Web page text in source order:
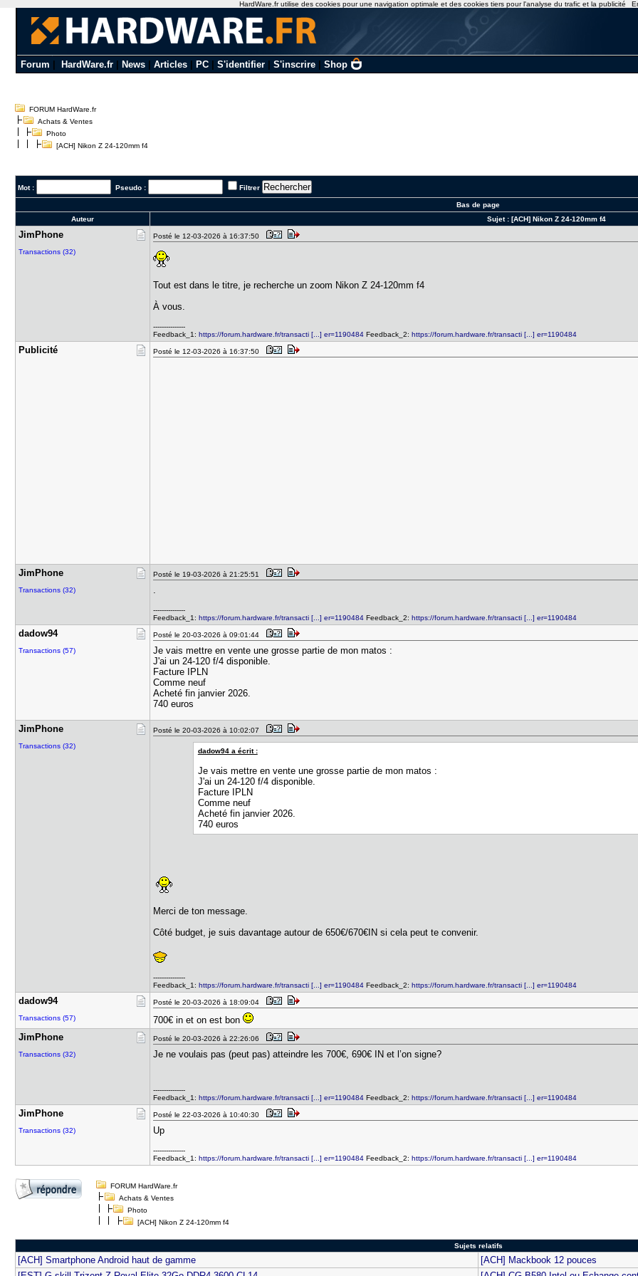
Forum HardWare.fr| News| Articles| PC| S'identifier| S'inscrire| Shop
FORUM HardWare.fr
Achats & Ventes
Photo
[ACH] Nikon Z 24-120mm f4
Mot : Pseudo : Filtrer
Bas de page
Auteur
Sujet :[ACH] Nikon Z 24-120mm f4
JimPhone
Transactions (32)
Posté le 12-03-2026 à 16:37:50
Tout est dans le titre, je recherche un zoom Nikon Z 24-120mm f4
À vous.
---------------
Feedback_1:https://forum.hardware.fr/transacti [...] er=1190484 Feedback_2:https://forum.hardware.fr/transacti [...] er=1190484
Publicité Posté le 12-03-2026 à 16:37:50
JimPhone
Transactions (32)
Posté le 19-03-2026 à 21:25:51
.
---------------
Feedback_1:https://forum.hardware.fr/transacti [...] er=1190484 Feedback_2:https://forum.hardware.fr/transacti [...] er=1190484
dadow94
Transactions (57)
Posté le 20-03-2026 à 09:01:44
Je vais mettre en vente une grosse partie de mon matos :
J'ai un 24-120 f/4 disponible.
Facture IPLN
Comme neuf
Acheté fin janvier 2026.
740 euros
JimPhone
Transactions (32)
Posté le 20-03-2026 à 10:02:07
dadow94 a écrit :
Je vais mettre en vente une grosse partie de mon matos :
J'ai un 24-120 f/4 disponible.
Facture IPLN
Comme neuf
Acheté fin janvier 2026.
740 euros
Merci de ton message.
Côté budget, je suis davantage autour de 650€/670€IN si cela peut te convenir.
---------------
Feedback_1:https://forum.hardware.fr/transacti [...] er=1190484 Feedback_2:https://forum.hardware.fr/transacti [...] er=1190484
dadow94
Transactions (57)
Posté le 20-03-2026 à 18:09:04
700€ in et on est bon
JimPhone
Transactions (32)
Posté le 20-03-2026 à 22:26:06
Je ne voulais pas (peut pas) atteindre les 700€, 690€ IN et l’on signe?
---------------
Feedback_1:https://forum.hardware.fr/transacti [...] er=1190484 Feedback_2:https://forum.hardware.fr/transacti [...] er=1190484
JimPhone
Transactions (32)
Posté le 22-03-2026 à 10:40:30
Up
---------------
Feedback_1:https://forum.hardware.fr/transacti [...] er=1190484 Feedback_2:https://forum.hardware.fr/transacti [...] er=1190484
FORUM HardWare.fr
Achats & Ventes
Photo
[ACH] Nikon Z 24-120mm f4
Sujets relatifs
[ACH] Smartphone Android haut de gamme
[ACH] Mackbook 12 pouces
HardWare.fr utilise des cookies pour une navigation optimale et des cookies tiers pour l'analyse du trafic et la publicité